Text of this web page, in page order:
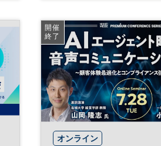
開催
終了
オンライン